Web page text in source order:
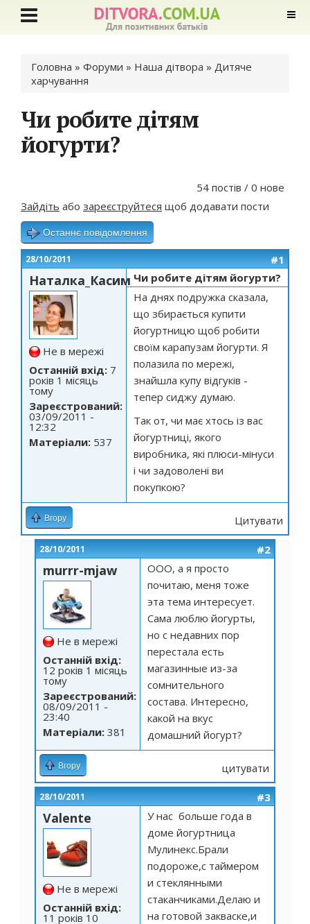
Ви є тут
Головна » Форуми » Наша дітвора » Дитяче
харчування
Чи робите дітям
йогурти?
54 постів / 0 нове
Зайдіть або зареєструйтеся щоб додавати пости
Останнє повідомлення
28/10/2011 #1
Наталка_Касим
Не в мережі
Останній вхід: 7
років 1 місяць
тому
Зареєстрований:
03/09/2011 -
12:32
Матеріали: 537
Чи робите дітям йогурти?
На днях подружка сказала,
що збирається купити
йогуртницю щоб робити
своїм карапузам йогурти. Я
полазила по мережі,
знайшла купу відгуків -
тепер сиджу думаю.
Так от, чи має хтось із вас
йогуртниці, якого
виробника, які плюси-мінуси
і чи задоволені ви
покупкою?
Вгору Цитувати
28/10/2011 #2
murrr-mjaw
Не в мережі
Останній вхід:
12 років 1 місяць
тому
Зареєстрований:
08/09/2011 -
23:40
Матеріали: 381
ООО, а я просто
почитаю, меня тоже
эта тема интересует.
Сама люблю йогурты,
но с недавних пор
перестала есть
магазинные из-за
сомнительного
состава. Интересно,
какой на вкус
домашний йогурт?
Вгору цитувати
28/10/2011 #3
Valente
Не в мережі
Останній вхід:
11 років 10
У нас больше года в
доме йогуртница
Мулинекс.Брали
подороже,с таймером
и стеклянными
стаканчиками.Делаю и
на готовой закваске,и